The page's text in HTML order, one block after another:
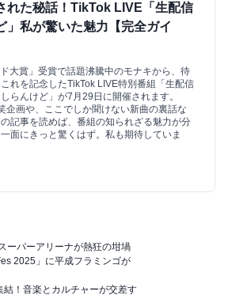
れた秘話！TikTok LIVE「生配信
私が驚いた魅力【完全ガイ
ド大賞」受賞で話題沸騰中のモナキから、待
れを記念したTikTok LIVE特別番組「生配信
んけど」が7月29日に開催されます。
企画や、ここでしか聞けない新曲の裏話な
記事を読めば、番組の知られざる魅力が分
面にきっと驚くはず。私も期待していま
ーパーアリーナが熱狂の坩堝
2025」に平成フラミンゴが
結！音楽とカルチャーが交差す